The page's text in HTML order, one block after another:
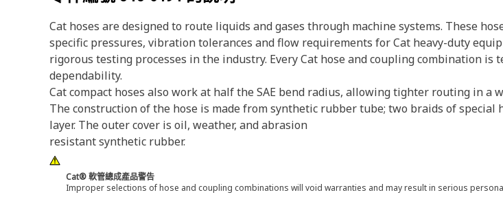
Cat hoses are designed to route liquids and gases through machine systems. These
specific pressures, vibration tolerances and flow requirements for Cat heavy-duty
rigorous testing processes in the industry. Every Cat hose and coupling combination
dependability.
Cat compact hoses also work at half the SAE bend radius, allowing tighter routing in a
The construction of the hose is made from synthetic rubber tube; two braids of
layer. The outer cover is oil, weather, and abrasion
resistant synthetic rubber.
Cat® 軟管總成產品警告
Improper selections of hose and coupling combinations will void warranties and may result in serious